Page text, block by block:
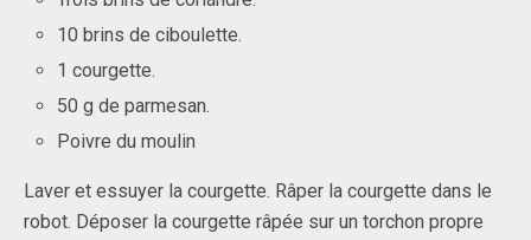
10 brins de ciboulette.
1 courgette.
50 g de parmesan.
Poivre du moulin
Laver et essuyer la courgette. Râper la courgette dans le
robot. Déposer la courgette râpée sur un torchon propre